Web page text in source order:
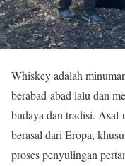
Whiskey adalah
berabad-abad lalu dan
budaya dan tradisi.
berasal dari Eropa,
proses penyulingan